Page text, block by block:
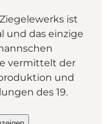
ist
und das einzige
vermittelt der
und
des 19.